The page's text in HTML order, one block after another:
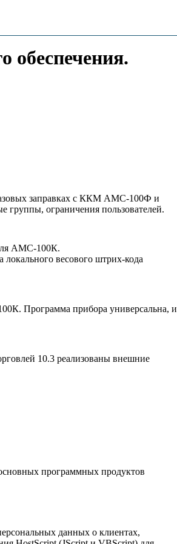
обеспечения.
заправках с ККМ АМС-100Ф и
группы, ограничения пользователей.
АМС-100К.
весового штрих-кода
Программа прибора универсальна, и
10.3 реализованы внешние
программных продуктов
данных о клиентах,